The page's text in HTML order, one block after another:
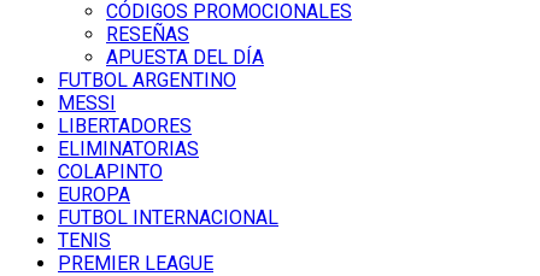
CÓDIGOS PROMOCIONALES
RESEÑAS
APUESTA DEL DÍA
FUTBOL ARGENTINO
MESSI
LIBERTADORES
ELIMINATORIAS
COLAPINTO
EUROPA
FUTBOL INTERNACIONAL
TENIS
PREMIER LEAGUE